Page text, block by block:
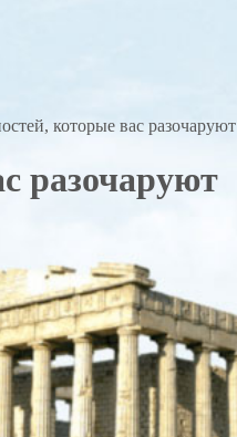
которые вас разочаруют
разочаруют